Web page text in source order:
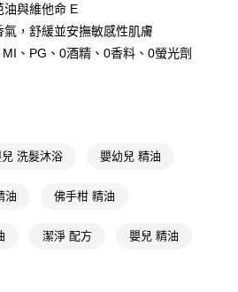
之後才付款」的支付方式。 讓您購物簡單
】
金額後，即可完成結帳。
，點擊此簡訊中的連結，可透過四大超商／
取消之訂單仍視為有效，需透過AFTEE先享
享後付 」之結帳頁面顯示為準，若有關於
退款等相關疑問，請聯繫「AFTEE先享後付
上)免運費
以上)免運費
油與維他命 E
，舒緩並安撫敏感性肌膚
、PG、0酒精、0香料、0螢光劑
洗髮沐浴 嬰幼兒 精油
油 佛手柑 精油
潔淨 配方 嬰兒 精油